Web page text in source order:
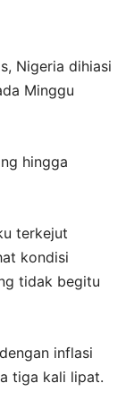
Nigeria dihiasi
Minggu
hingga
terkejut
kondisi
tidak begitu
inflasi
tiga kali lipat.